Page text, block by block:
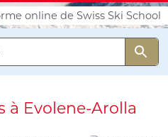
online de Swiss Ski School
à Evolene-Arolla